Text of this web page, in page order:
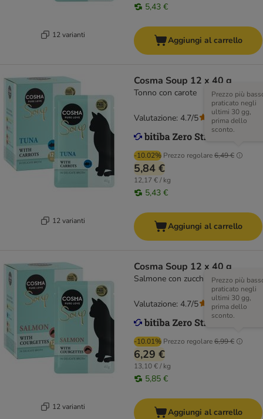
12 varianti
5,43 €
Aggiungi al carrello
12 varianti
Cosma Soup 12 x 40 g
Tonno con carote
-10.02% Prezzo regolare6,49 €
Prezzo più
praticato negli
ultimi 30 gg,
prima dello
sconto.
5,84 €
12,17 € / kg
5,43 €
Valutazione: 4.7/5 (125
Aggiungi al carrello
12 varianti
Cosma Soup 12 x 40 g
Salmone con zucchine
-10.01% Prezzo regolare6,99 €
Prezzo più
praticato negli
ultimi 30 gg,
prima dello
sconto.
6,29 €
13,10 € / kg
5,85 €
Valutazione: 4.7/5 (125
Aggiungi al carrello